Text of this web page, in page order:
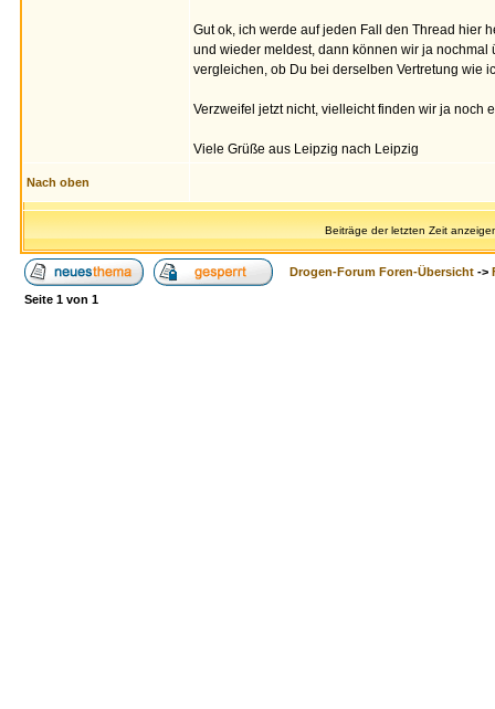
Gut ok, ich werde auf jeden Fall den Thread hier
und wieder meldest, dann können wir ja
vergleichen, ob Du bei derselben Vertretung wie
Verzweifel jetzt nicht, vielleicht finden wir ja noch
Viele Grüße aus Leipzig nach Leipzig
Nach oben
Beiträge der letzten Zeit
Drogen-Forum Foren-Übersicht ->
Seite 1 von 1